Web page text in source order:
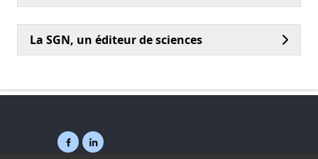
La SGN, un éditeur de sciences
Facebook ( nouvelle fenêtre)
Linkedin ( nouvelle fenêtre)